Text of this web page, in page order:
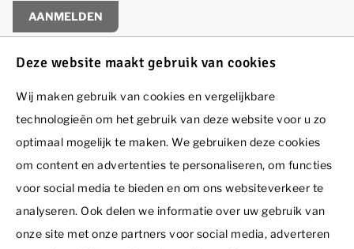
AANMELDEN
Dormio Group
Dormio Investments
Dormio Leisure Development
Werkwijze
Deze website maakt gebruik van cookies
Wij maken gebruik van cookies en vergelijkbare
technologieën om het gebruik van deze website voor u zo
optimaal mogelijk te maken. We gebruiken deze cookies
om content en advertenties te personaliseren, om functies
voor social media te bieden en om ons websiteverkeer te
analyseren. Ook delen we informatie over uw gebruik van
onze site met onze partners voor social media, adverteren